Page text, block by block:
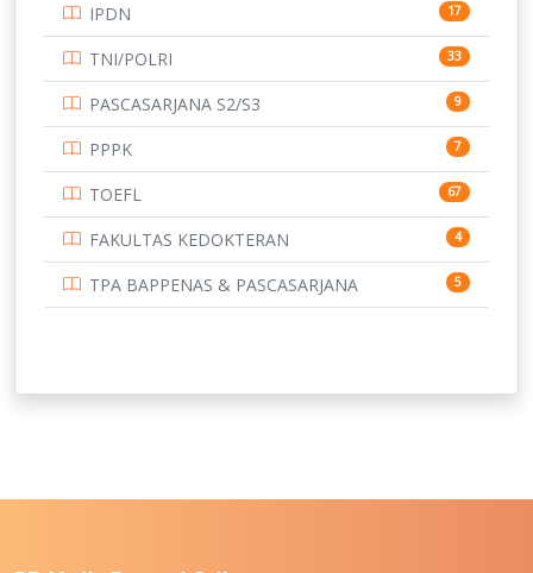
14
14
UNIVERSITAS CENDRAWASIH 14
15
219
11
134
UNIVERSITAS JEMBER
IPDN 17
TNI/POLRI 33
PASCASARJANA S2/S3 9
PPPK 7
TOEFL 67
FAKULTAS KEDOKTERAN 4
TPA BAPPENAS & PASCASARJANA 5